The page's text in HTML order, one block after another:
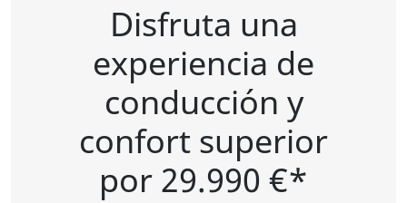
Disfruta una
experiencia de
conducción y
confort superior
por 29.990 €*